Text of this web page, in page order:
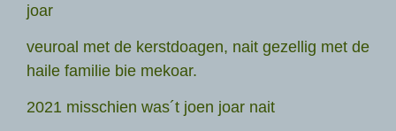
joar
veuroal met de kerstdoagen, nait gezellig met de
haile familie bie mekoar.
2021 misschien was´t joen joar nait